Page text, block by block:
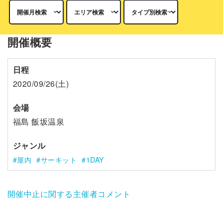
開催概要
日程
2020/09/26(土)
会場
福島 飯坂温泉
ジャンル
屋内 サーキット 1DAY
開催中止に関する主催者コメント